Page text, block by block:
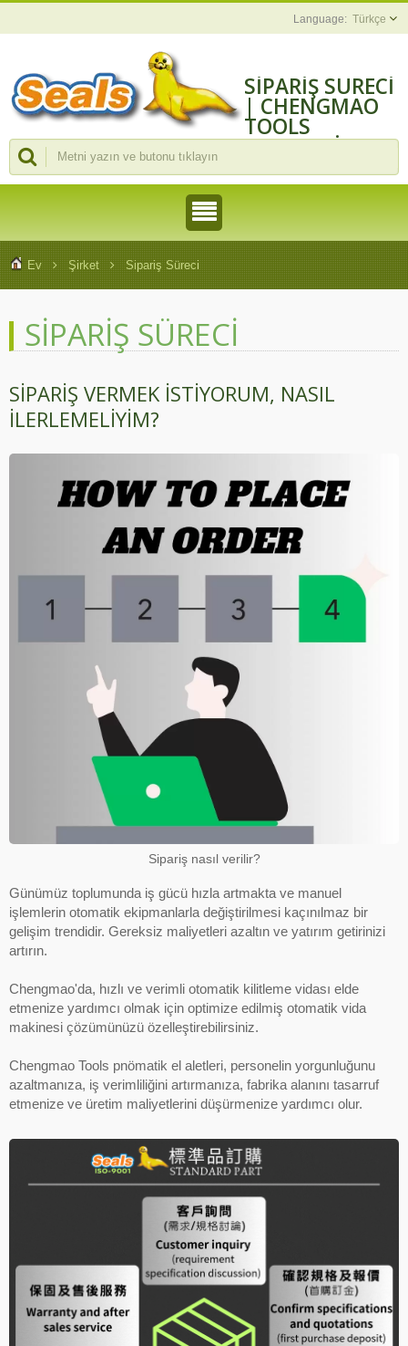
Türkçe
SIPARIŞ SÜRECI
| CHENGMAO
TOOLS
INDUSTRIAL
Ev Şirket Sipariş Süreci
SIPARIŞ SÜRECI
SIPARIŞ VERMEK ISTIYORUM, NASIL
ILERLEMELIYIM?
Sipariş nasıl verilir?
Günümüz toplumunda iş gücü hızla artmakta ve manuel
işlemlerin otomatik ekipmanlarla değiştirilmesi kaçınılmaz bir
gelişim trendidir. Gereksiz maliyetleri azaltın ve yatırım getirinizi
artırın.
Chengmao'da, hızlı ve verimli otomatik kilitleme vidası elde
etmenize yardımcı olmak için optimize edilmiş otomatik vida
makinesi çözümünüzü özelleştirebilirsiniz.
Chengmao Tools pnömatik el aletleri, personelin yorgunluğunu
azaltmanıza, iş verimliliğini artırmanıza, fabrika alanını tasarruf
etmenize ve üretim maliyetlerini düşürmenize yardımcı olur.